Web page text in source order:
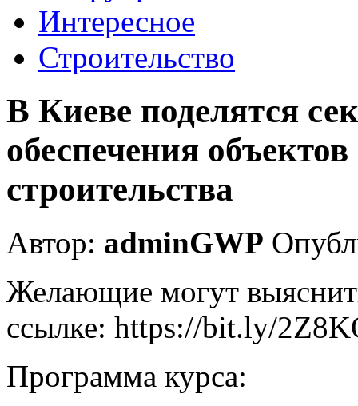
Интересное
Строительство
В Киеве поделятся
обеспечения
строительства
Автор: adminGWP
Желающие могут
ссылке: https://bit.ly/
Программа курса: